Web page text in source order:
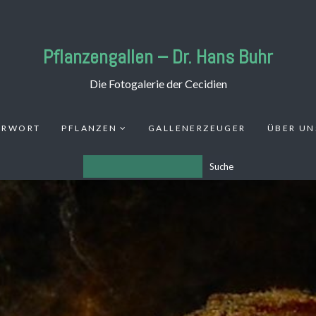
Pflanzengallen – Dr. Hans Buhr
Die Fotogalerie der Cecidien
PFLANZEN GALLENERZEUGER ÜBER
Suche